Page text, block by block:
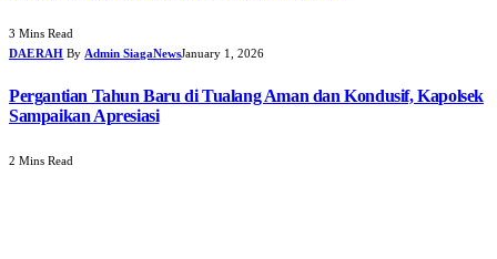
3 Mins Read
DAERAH By Admin SiagaNewsJanuary 1, 2026
Pergantian Tahun Baru di Tualang Aman dan Kondusif, Kapolsek
Sampaikan Apresiasi
2 Mins Read